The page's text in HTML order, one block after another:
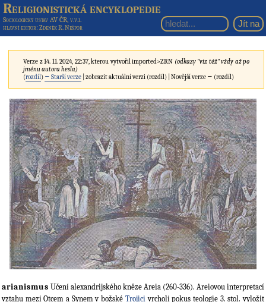
Religionistická encyklopedie
Sociologický ústav AV ČR, v.v.i.
hlavní editor: Zdeněk R. Nešpor
Verze z 14. 11. 2024, 22:37, kterou vytvořilimported>ZRN (odkazy "viz též" vždy až po
jménu autora hesla)
(rozdíl) ← Starší verze | zobrazit aktuální verzi (rozdíl) | Novější verze → (rozdíl)
arianismus Učení alexandrijského kněze Areia (260-336). Areiovou interpretací
vztahu mezi Otcem a Synem v božské Trojicivrcholí pokus teologie 3. stol. vyložit